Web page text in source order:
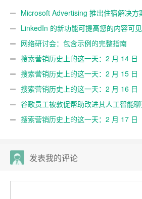
Microsoft Advertising 推出住宿解决
加 11 个新的 Google 导入市场
LinkedIn 的新功能可提高您的内容可
网络研讨会：包含示例的完整指南
搜索营销历史上的这一天：2 月 14 日
搜索营销历史上的这一天：2 月 15 日
搜索营销历史上的这一天：2 月 16 日
谷歌员工被敦促帮助改进其人工智能
搜索营销历史上的这一天：2 月 17 日
发表我的评论